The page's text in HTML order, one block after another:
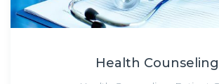
Health Counseling